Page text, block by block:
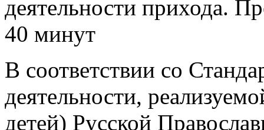
деятельности прихода.
40 минут
В соответствии со
деятельности,
детей) Русской